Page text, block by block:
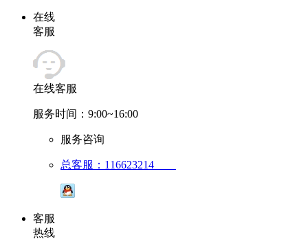
在线
客服
在线客服
服务时间：9:00~16:00
服务咨询
总客服：116623214
客服
热线